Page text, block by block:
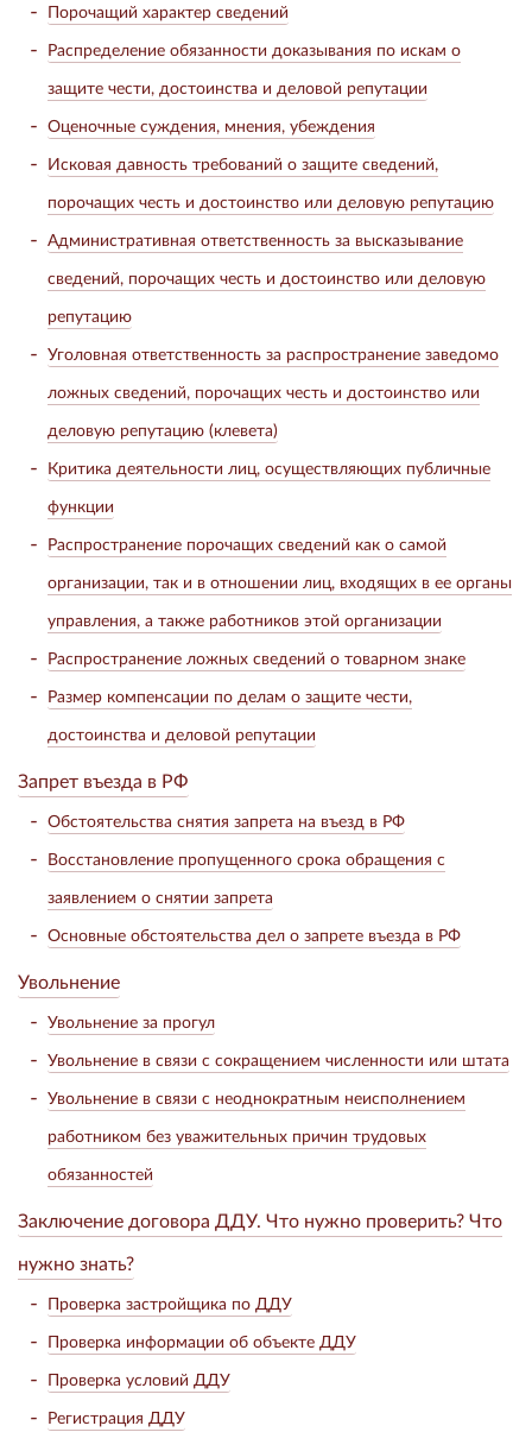
Порочащий характер сведений
Распределение обязанности доказывания по искам о
защите чести, достоинства и деловой репутации
Оценочные суждения, мнения, убеждения
Исковая давность требований о защите сведений,
порочащих честь и достоинство или деловую репутацию
Административная ответственность за высказывание
сведений, порочащих честь и достоинство или деловую
репутацию
Уголовная ответственность за распространение заведомо
ложных сведений, порочащих честь и достоинство или
деловую репутацию (клевета)
Критика деятельности лиц, осуществляющих публичные
функции
Распространение порочащих сведений как о самой
организации, так и в отношении лиц, входящих в ее органы
управления, а также работников этой организации
Распространение ложных сведений о товарном знаке
Размер компенсации по делам о защите чести,
достоинства и деловой репутации
Запрет въезда в РФ
Обстоятельства снятия запрета на въезд в РФ
Восстановление пропущенного срока обращения с
заявлением о снятии запрета
Основные обстоятельства дел о запрете въезда в РФ
Увольнение
Увольнение за прогул
Увольнение в связи с сокращением численности или штата
Увольнение в связи с неоднократным неисполнением
работником без уважительных причин трудовых
обязанностей
Заключение договора ДДУ. Что нужно проверить? Что
нужно знать?
Проверка застройщика по ДДУ
Проверка информации об объекте ДДУ
Проверка условий ДДУ
Регистрация ДДУ